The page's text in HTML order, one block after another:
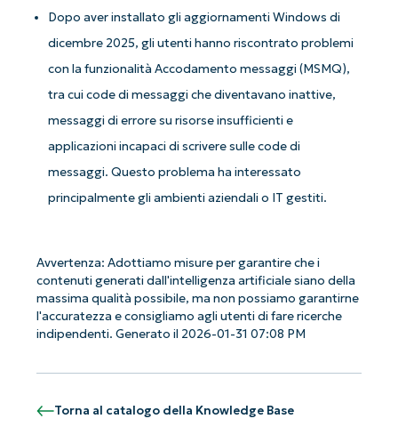
Dopo aver installato gli aggiornamenti Windows di
dicembre 2025, gli utenti hanno riscontrato problemi
con la funzionalità Accodamento messaggi (MSMQ),
tra cui code di messaggi che diventavano inattive,
messaggi di errore su risorse insufficienti e
applicazioni incapaci di scrivere sulle code di
messaggi. Questo problema ha interessato
principalmente gli ambienti aziendali o IT gestiti.
Avvertenza: Adottiamo misure per garantire che i
contenuti generati dall'intelligenza artificiale siano della
massima qualità possibile, ma non possiamo garantirne
l'accuratezza e consigliamo agli utenti di fare ricerche
indipendenti. Generato il 2026-01-31 07:08 PM
Torna al catalogo della Knowledge Base
Iniziate con le analisi KB guidate